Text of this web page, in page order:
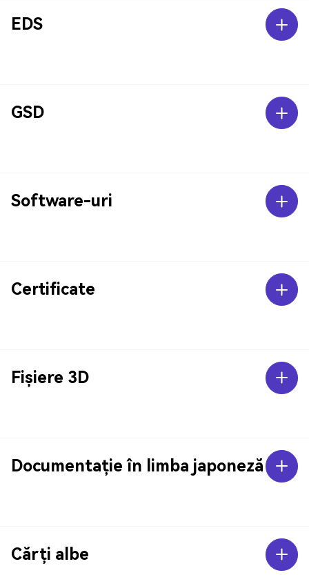
EDS
GSD
Software-uri
Certificate
Fișiere 3D
Documentație în limba japoneză
Cărți albe